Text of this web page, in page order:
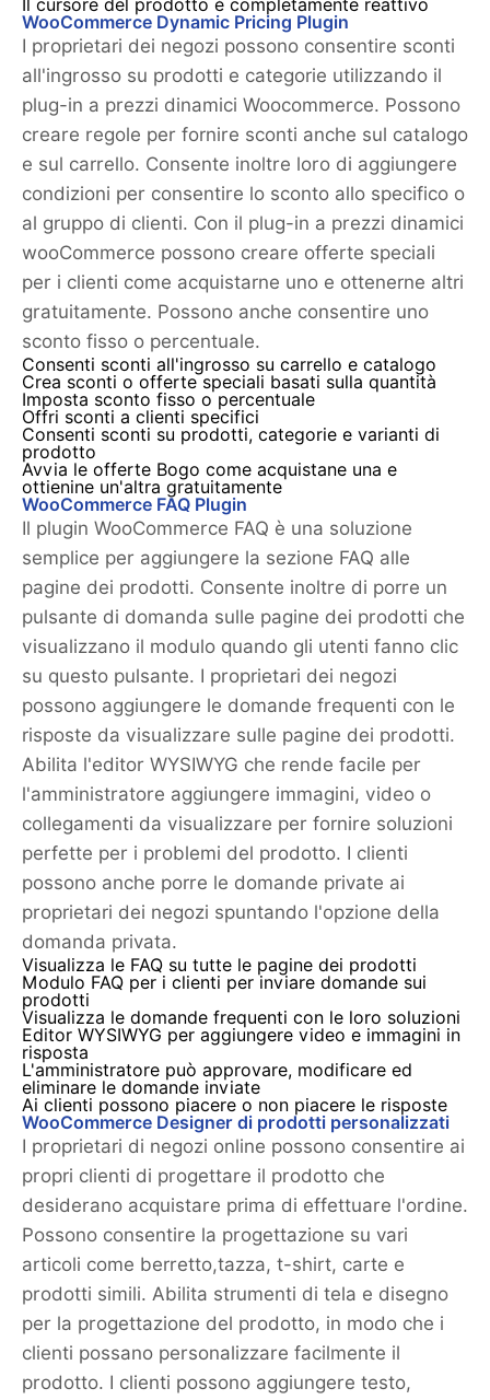
Il cursore del prodotto è completamente reattivo
WooCommerce Dynamic Pricing Plugin
I proprietari dei negozi possono consentire sconti
all'ingrosso su prodotti e categorie utilizzando il
plug-in a prezzi dinamici Woocommerce. Possono
creare regole per fornire sconti anche sul catalogo
e sul carrello. Consente inoltre loro di aggiungere
condizioni per consentire lo sconto allo specifico o
al gruppo di clienti. Con il plug-in a prezzi dinamici
wooCommerce possono creare offerte speciali
per i clienti come acquistarne uno e ottenerne altri
gratuitamente. Possono anche consentire uno
sconto fisso o percentuale.
Consenti sconti all'ingrosso su carrello e catalogo
Crea sconti o offerte speciali basati sulla quantità
Imposta sconto fisso o percentuale
Offri sconti a clienti specifici
Consenti sconti su prodotti, categorie e varianti di
prodotto
Avvia le offerte Bogo come acquistane una e
ottienine un'altra gratuitamente
WooCommerce FAQ Plugin
Il plugin WooCommerce FAQ è una soluzione
semplice per aggiungere la sezione FAQ alle
pagine dei prodotti. Consente inoltre di porre un
pulsante di domanda sulle pagine dei prodotti che
visualizzano il modulo quando gli utenti fanno clic
su questo pulsante. I proprietari dei negozi
possono aggiungere le domande frequenti con le
risposte da visualizzare sulle pagine dei prodotti.
Abilita l'editor WYSIWYG che rende facile per
l'amministratore aggiungere immagini, video o
collegamenti da visualizzare per fornire soluzioni
perfette per i problemi del prodotto. I clienti
possono anche porre le domande private ai
proprietari dei negozi spuntando l'opzione della
domanda privata.
Visualizza le FAQ su tutte le pagine dei prodotti
Modulo FAQ per i clienti per inviare domande sui
prodotti
Visualizza le domande frequenti con le loro soluzioni
Editor WYSIWYG per aggiungere video e immagini in
risposta
L'amministratore può approvare, modificare ed
eliminare le domande inviate
Ai clienti possono piacere o non piacere le risposte
WooCommerce Designer di prodotti personalizzati
I proprietari di negozi online possono consentire ai
propri clienti di progettare il prodotto che
desiderano acquistare prima di effettuare l'ordine.
Possono consentire la progettazione su vari
articoli come berretto,tazza, t-shirt, carte e
prodotti simili. Abilita strumenti di tela e disegno
per la progettazione del prodotto, in modo che i
clienti possano personalizzare facilmente il
prodotto. I clienti possono aggiungere testo,